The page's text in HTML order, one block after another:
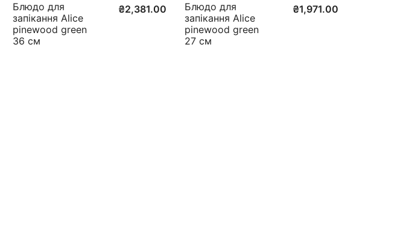
Блюдо для
запікання Alice
pinewood green
36 см
₴2,381.00
Блюдо для
запікання Alice
pinewood green
27 см
₴1,971.00